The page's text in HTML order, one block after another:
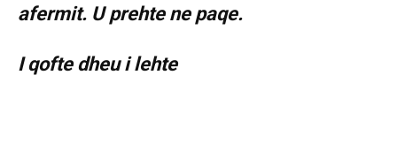
afermit. U prehte ne paqe.
I qofte dheu i lehte